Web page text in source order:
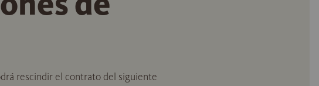
rescindir el contrato del siguiente